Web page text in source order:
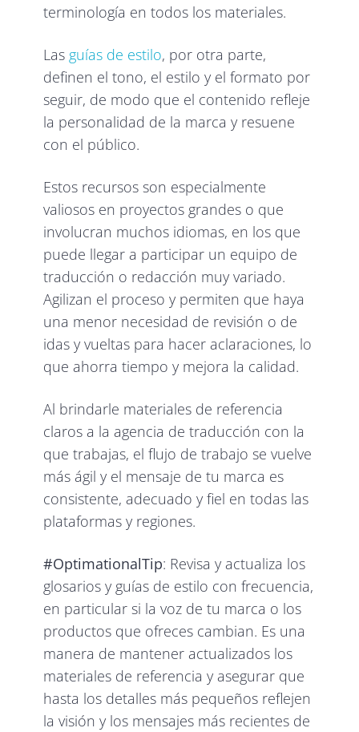
terminología en todos los materiales.
Lasguías de estilo, por otra parte,
definen el tono, el estilo y el formato por
seguir, de modo que el contenido refleje
la personalidad de la marca y resuene
con el público.
Estos recursos son especialmente
valiosos en proyectos grandes o que
involucran muchos idiomas, en los que
puede llegar a participar un equipo de
traducción o redacción muy variado.
Agilizan el proceso y permiten que haya
una menor necesidad de revisión o de
idas y vueltas para hacer aclaraciones, lo
que ahorra tiempo y mejora la calidad.
Al brindarle materiales de referencia
claros a la agencia de traducción con la
que trabajas, el flujo de trabajo se vuelve
más ágil y el mensaje de tu marca es
consistente, adecuado y fiel en todas las
plataformas y regiones.
#OptimationalTip: Revisa y actualiza los
glosarios y guías de estilo con frecuencia,
en particular si la voz de tu marca o los
productos que ofreces cambian. Es una
manera de mantener actualizados los
materiales de referencia y asegurar que
hasta los detalles más pequeños reflejen
la visión y los mensajes más recientes de